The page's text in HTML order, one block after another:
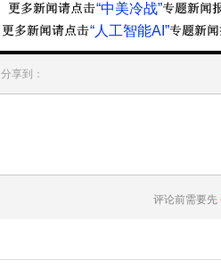
“中美冷战”
“人工智能AI”
分享到：
评论前需要先